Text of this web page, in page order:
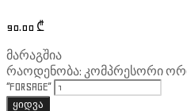
90.00 ₾
მარაგშია
რაოდენობა: კომპრესორი
“FORSAGE”
ყიდვა